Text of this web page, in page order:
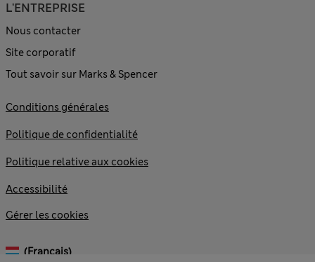
L'ENTREPRISE
Nous contacter
Site corporatif
Tout savoir sur Marks & Spencer
Conditions générales
Politique de confidentialité
Politique relative aux cookies
Accessibilité
Gérer les cookies
(français)